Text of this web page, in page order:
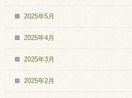
2025年5月
2025年4月
2025年3月
2025年2月